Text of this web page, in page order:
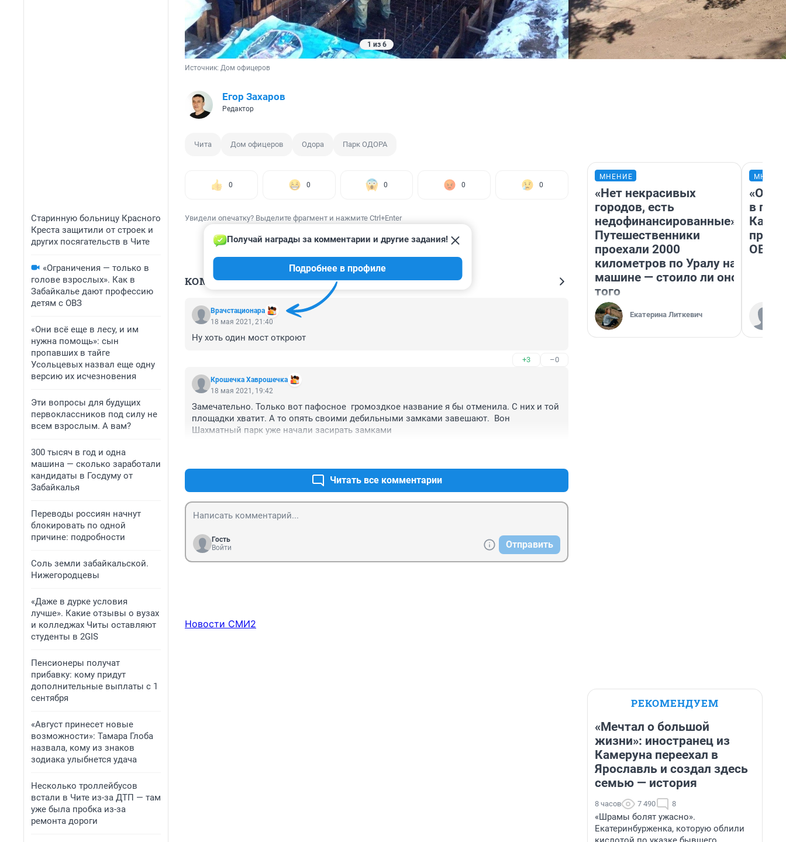
Старинную больницу Красного
Креста защитили от строек и
других посягательств в Чите
«Ограничения — только в
голове взрослых». Как в
Забайкалье дают профессию
детям с ОВЗ
«Они всё еще в лесу, и им
нужна помощь»: сын
пропавших в тайге
Усольцевых назвал еще одну
версию их исчезновения
Эти вопросы для будущих
первоклассников под силу не
всем взрослым. А вам?
300 тысяч в год и одна
машина — сколько заработали
кандидаты в Госдуму от
Забайкалья
Переводы россиян начнут
блокировать по одной
причине: подробности
Соль земли забайкальской.
Нижегородцевы
«Даже в дурке условия
лучше». Какие отзывы о вузах
и колледжах Читы оставляют
студенты в 2GIS
Пенсионеры получат
прибавку: кому придут
дополнительные выплаты с 1
сентября
«Август принесет новые
возможности»: Тамара Глоба
назвала, кому из знаков
зодиака улыбнется удача
Несколько троллейбусов
встали в Чите из-за ДТП — там
уже была пробка из-за
ремонта дороги
1 из 6
Источник: Дом офицеров
Егор Захаров
Редактор
Чита Дом офицеров Одора Парк ОДОРА
0 0 0 0 0
Увидели опечатку? Выделите фрагмент и нажмите Ctrl+Enter
КОММЕНТАРИИ 13
Врачстационара
Получай награды за комментарии и другие задания!
Подробнее в профиле
18 мая 2021, 21:40
Ну хоть один мост откроют
+3 –0
Крошечка Хаврошечка
18 мая 2021, 19:42
Замечательно. Только вот пафосное  громоздкое название я бы отменила. С них и той
площадки хватит. А то опять своими дебильными замками завешают.  Вон
Шахматный парк уже начали засирать замками
Читать все комментарии
Гость
Войти
Отправить
Новости СМИ2
МНЕНИЕ
«Нет некрасивых
городов, есть
недофинансированные».
Путешественники
проехали 2000
километров по Уралу на
машине — стоило ли оно
того
Екатерина Литкевич
в
Как в
ОВЗ
РЕКОМЕНДУЕМ
«Мечтал о большой
жизни»: иностранец из
Камеруна переехал в
Ярославль и создал здесь
семью — история
8 часов 7 490 8
«Шрамы болят ужасно».
Екатеринбурженка, которую облили